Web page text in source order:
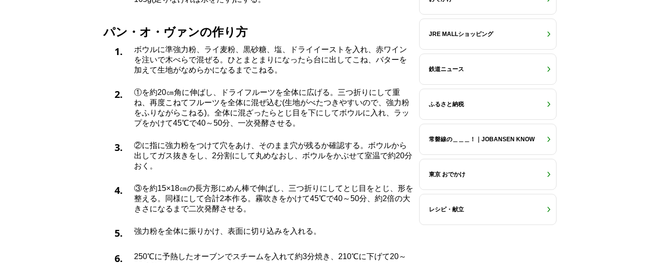
パン・オ・ヴァンの作り方
1.
ボウルに準強力粉、ライ麦粉、黒砂糖、塩、ドライイーストを入れ、赤ワイン
を注いで木べらで混ぜる。ひとまとまりになったら台に出してこね、バターを
加えて生地がなめらかになるまでこねる。
2.
①を約20㎝角に伸ばし、ドライフルーツを全体に広げる。三つ折りにして重
ね、再度こねてフルーツを全体に混ぜ込む(生地がべたつきやすいので、強力粉
をふりながらこねる)。全体に混ざったらとじ目を下にしてボウルに入れ、ラッ
プをかけて45℃で40～50分、一次発酵させる。
3.
②に指に強力粉をつけて穴をあけ、そのまま穴が残るか確認する。ボウルから
出してガス抜きをし、2分割にして丸めなおし、ボウルをかぶせて室温で約20分
おく。
4.
③を約15×18㎝の長方形にめん棒で伸ばし、三つ折りにしてとじ目をとじ、形を
整える。同様にして合計2本作る。霧吹きをかけて45℃で40～50分、約2倍の大
きさになるまで二次発酵させる。
5. 強力粉を全体に振りかけ、表面に切り込みを入れる。
6.
250℃に予熱したオーブンでスチームを入れて約3分焼き、210℃に下げて20～
JRE MALLショッピング
鉄道ニュース
ふるさと納税
常磐線の＿＿＿！｜JOBANSEN KNOW
東京 おでかけ
レシピ・献立